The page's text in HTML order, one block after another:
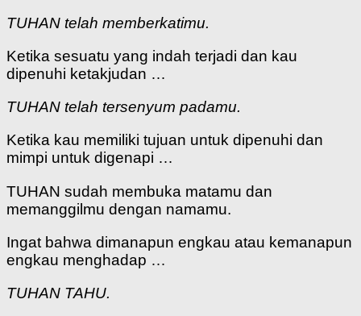
TUHAN telah memberkatimu.
Ketika sesuatu yang indah terjadi dan kau
dipenuhi ketakjudan …
TUHAN telah tersenyum padamu.
Ketika kau memiliki tujuan untuk dipenuhi dan
mimpi untuk digenapi …
TUHAN sudah membuka matamu dan
memanggilmu dengan namamu.
Ingat bahwa dimanapun engkau atau kemanapun
engkau menghadap …
TUHAN TAHU.